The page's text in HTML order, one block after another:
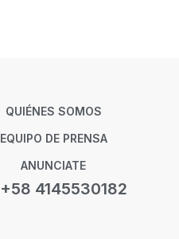
QUIÉNES SOMOS
EQUIPO DE PRENSA
ANUNCIATE
+58 4145530182